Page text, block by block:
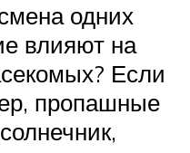
одних
влияют на
Если
пропашные